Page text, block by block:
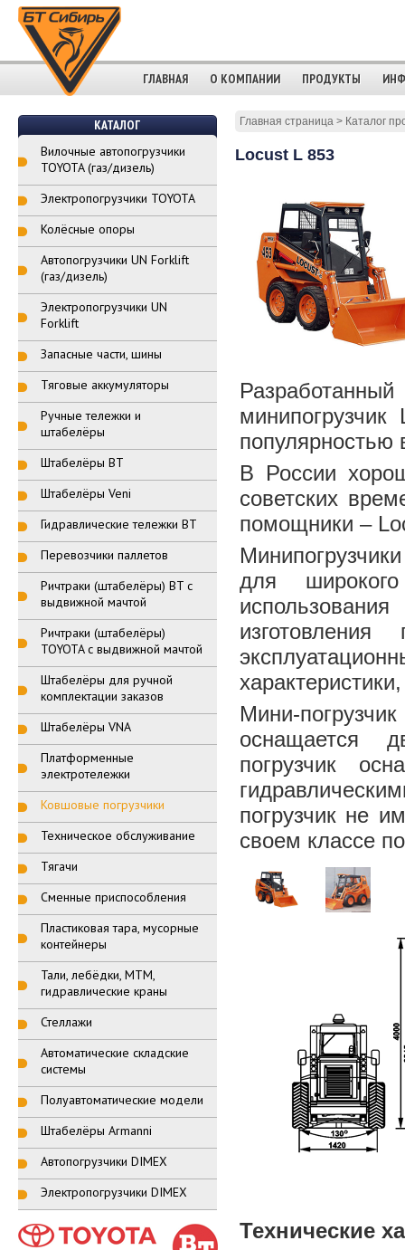
ГЛАВНАЯ О КОМПАНИИ ПРОДУКТЫ
КАТАЛОГ
Вилочные автопогрузчики
TOYOTA (газ/дизель)
Электропогрузчики TOYOTA
Колёсные опоры
Автопогрузчики UN Forklift
(газ/дизель)
Электропогрузчики UN
Forklift
Запасные части, шины
Тяговые аккумуляторы
Ручные тележки и
штабелёры
Штабелёры BT
Штабелёры Veni
Гидравлические тележки BT
Перевозчики паллетов
Ричтраки (штабелёры) BT с
выдвижной мачтой
Ричтраки (штабелёры)
TOYOTA с выдвижной мачтой
Штабелёры для ручной
комплектации заказов
Штабелёры VNA
Платформенные
электротележки
Ковшовые погрузчики
Техническое обслуживание
Тягачи
Сменные приспособления
Пластиковая тара, мусорные
контейнеры
Тали, лебёдки, МТМ,
гидравлические краны
Стеллажи
Автоматические складские
системы
Полуавтоматические модели
Штабелёры Armanni
Автопогрузчики DIMEX
Электропогрузчики DIMEX
Главная страница> Каталог
Locust L 853
популярностью
В России
советских
помощники –
для широкого
Мини-
оснащается
погрузчик
погрузчик не
своем классе
Технические